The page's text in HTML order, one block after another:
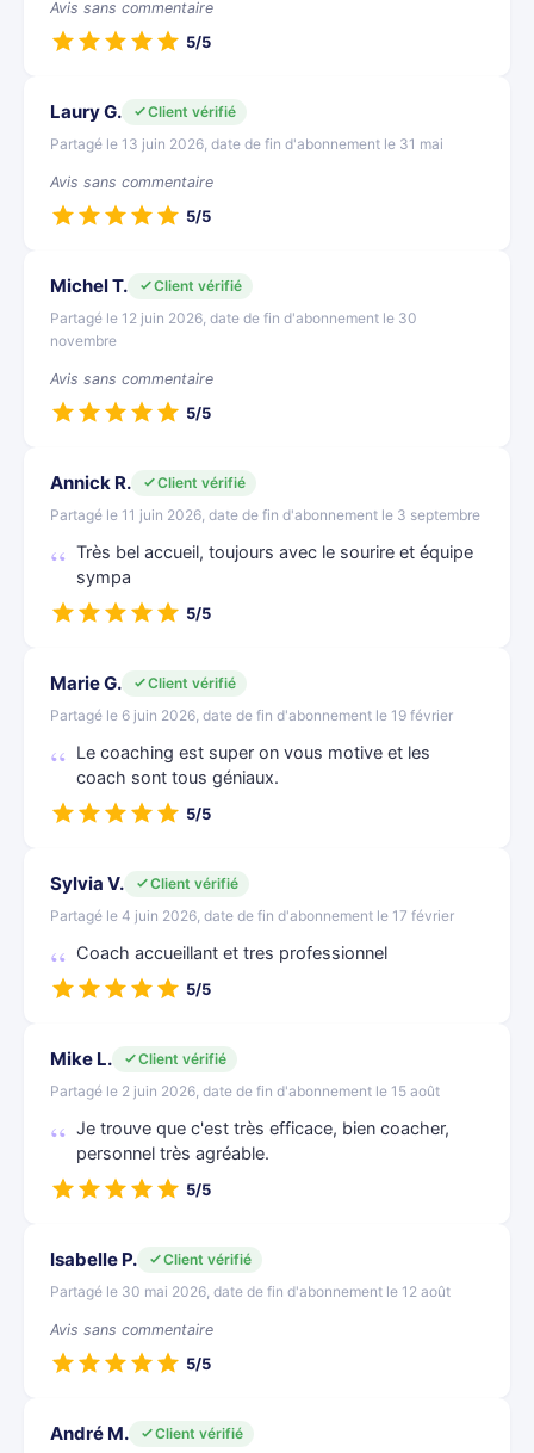
Avis sans commentaire
5/5
Laury G.
Client vérifié
Partagé le 13 juin 2026, date de fin d'abonnement le 31 mai
Avis sans commentaire
5/5
Michel T.
Client vérifié
Partagé le 12 juin 2026, date de fin d'abonnement le 30
novembre
Avis sans commentaire
5/5
Annick R.
Client vérifié
Partagé le 11 juin 2026, date de fin d'abonnement le 3 septembre
Très bel accueil, toujours avec le sourire et équipe
sympa
5/5
Marie G.
Client vérifié
Partagé le 6 juin 2026, date de fin d'abonnement le 19 février
Le coaching est super on vous motive et les
coach sont tous géniaux.
5/5
Sylvia V.
Client vérifié
Partagé le 4 juin 2026, date de fin d'abonnement le 17 février
Coach accueillant et tres professionnel
5/5
Mike L.
Client vérifié
Partagé le 2 juin 2026, date de fin d'abonnement le 15 août
Je trouve que c'est très efficace, bien coacher,
personnel très agréable.
5/5
Isabelle P.
Client vérifié
Partagé le 30 mai 2026, date de fin d'abonnement le 12 août
Avis sans commentaire
5/5
André M.
Client vérifié